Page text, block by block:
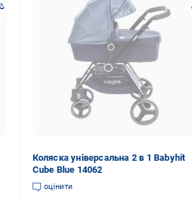
Коляска універсальна 2 в 1 Babyhit
Cube Blue 14062
оцінити